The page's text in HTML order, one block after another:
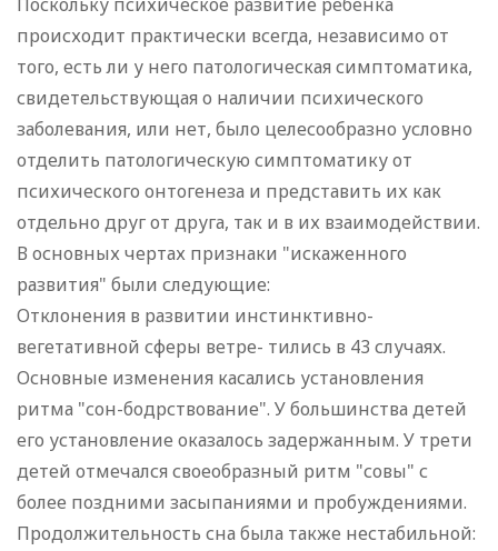
происходит практически всегда, независимо от
того, есть ли у него патологическая симптоматика,
свидетельствующая о наличии психического
заболевания, или нет, было целесообразно условно
отделить патологическую симптоматику от
психического онтогенеза и представить их как
отдельно друг от друга, так и в их взаимодействии.
В основных чертах признаки "искаженного
развития" были следующие:
Отклонения в развитии инстинктивно-
вегетативной сферы ветре- тились в 43 случаях.
Основные изменения касались установления
ритма "сон-бодрствование". У большинства детей
его установление оказалось задержанным. У трети
детей отмечался своеобразный ритм "совы" с
более поздними засыпаниями и пробуждениями.
Продолжительность сна была также нестабильной: